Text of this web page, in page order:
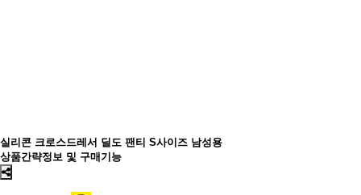
실리콘 크로스드레서 딜도 팬티 S사이즈 남성용
상품간략정보 및 구매기능